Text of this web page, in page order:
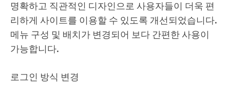
명확하고 직관적인 디자인으로 사용자들이 더욱 편
리하게 사이트를 이용할 수 있도록 개선되었습니다.
메뉴 구성 및 배치가 변경되어 보다 간편한 사용이
가능합니다.
로그인 방식 변경